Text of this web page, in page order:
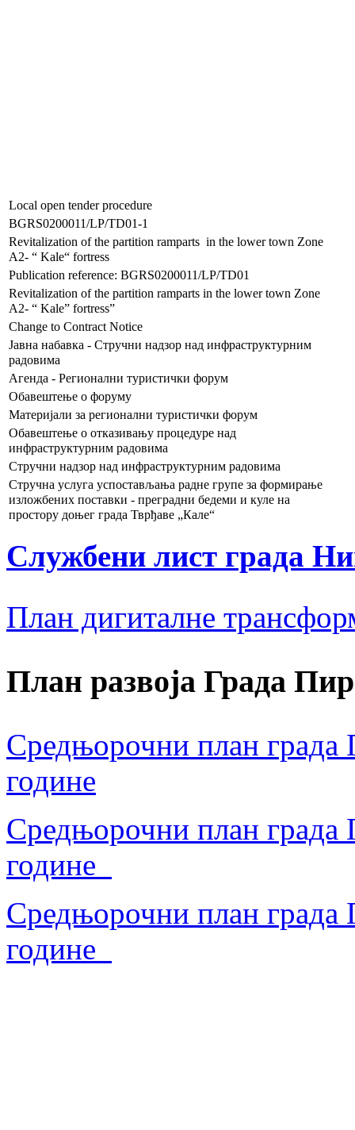
Local open tender procedure
BGRS0200011/LP/TD01-1
Revitalization of the partition ramparts in the lower town Zone
A2- “ Kale“ fortress
Publication reference: BGRS0200011/LP/TD01
Revitalization of the partition ramparts in the lower town Zone
A2- “ Kale” fortress”
Change to Contract Notice
Јавна набавка - Стручни надзор над инфраструктурним
радовима
Агенда - Регионални туристички форум
Обавештење о форуму
Материјали за регионални туристички форум
Обавештење о отказивању процедуре над
инфраструктурним радовима
Стручни надзор над инфраструктурним радовима
Стручна услуга успостављања радне групе за формирање
изложбених поставки - преградни бедеми и куле на
простору доњег града Тврђаве „Кале“
Службени лист града
План дигиталне
План развоја Града
Средњорочни план града
године
Средњорочни план града
године
Средњорочни план града
године